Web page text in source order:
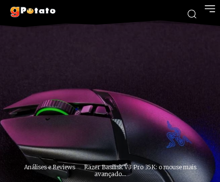
Análises e Reviews
Razer Basilisk V3 Pro 35K: o mouse mais
avançado...